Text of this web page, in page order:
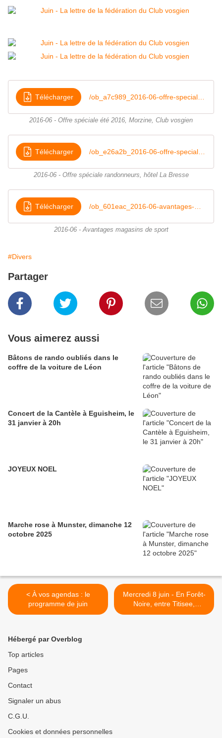
Télécharger
2016-06 - Offre spéciale été 2016, Morzine, Club vosgien
Télécharger
2016-06 - Offre spéciale randonneurs, hôtel La Bresse
Télécharger
2016-06 - Avantages magasins de sport
#Divers
Partager
Vous aimerez aussi
Bâtons de rando oubliés dans le
coffre de la voiture de Léon
Concert de la Cantèle à Eguisheim, le
31 janvier à 20h
JOYEUX NOEL
Marche rose à Munster, dimanche 12
octobre 2025
< À vos agendas : le
programme de juin
Mercredi 8 juin - En Forêt-
Noire, entre Titisee,
Hinterzarten et la
Hébergé par Overblog
Top articles
Pages
Contact
Signaler un abus
C.G.U.
Cookies et données personnelles